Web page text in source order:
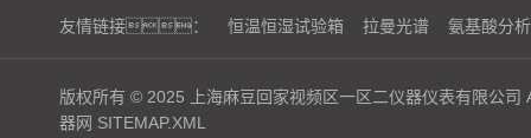
友情链接： 恒温恒湿试验箱 拉曼光谱 氨基酸分
版权所有 © 2025 上海麻豆回家视频区一区二仪器仪表有限公司
器网 SITEMAP.XML